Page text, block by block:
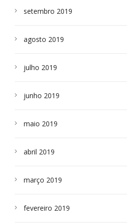
setembro 2019
agosto 2019
julho 2019
junho 2019
maio 2019
abril 2019
março 2019
fevereiro 2019